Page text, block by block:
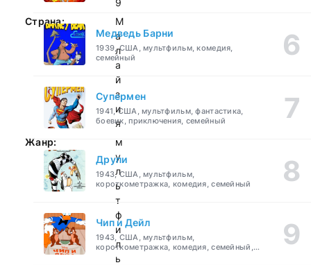
9
Страна:
М
а
л
а
й
з
и
я
Жанр:
м
у
л
ь
т
ф
и
л
ь
Медведь Барни
1939, США, мультфильм, комедия,
семейный
Супермен
1941, США, мультфильм, фантастика,
боевик, приключения, семейный
Друпи
1943, США, мультфильм,
короткометражка, комедия, семейный
Чип и Дейл
1943, США, мультфильм,
короткометражка, комедия, семейный,
детский